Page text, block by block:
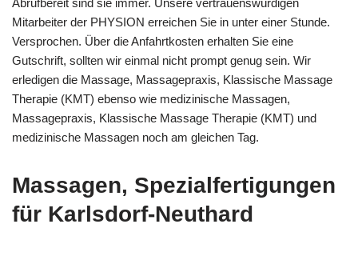
Abrufbereit sind sie immer. Unsere vertrauenswürdigen
Mitarbeiter der PHYSION erreichen Sie in unter einer Stunde.
Versprochen. Über die Anfahrtkosten erhalten Sie eine
Gutschrift, sollten wir einmal nicht prompt genug sein. Wir
erledigen die Massage, Massagepraxis, Klassische Massage
Therapie (KMT) ebenso wie medizinische Massagen,
Massagepraxis, Klassische Massage Therapie (KMT) und
medizinische Massagen noch am gleichen Tag.
Massagen, Spezialfertigungen
für Karlsdorf-Neuthard